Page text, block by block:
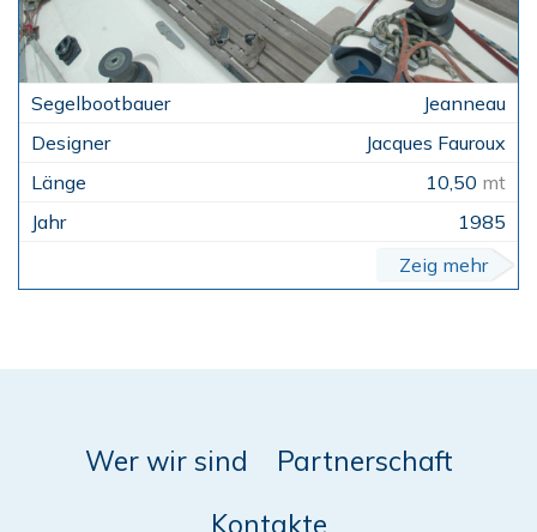
Jeanneau
Jacques Fauroux
10,50 mt
1985
Zeig mehr
Wer wir sind
Partnerschaft
Kontakte